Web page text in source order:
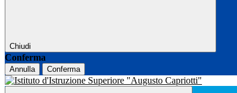
Chiudi
Conferma
Annulla Conferma